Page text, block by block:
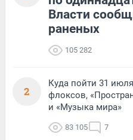
Власти
раненых
105 282
2
Куда пойти 31
флоксов,
и «Музыка мира»
83 105 7